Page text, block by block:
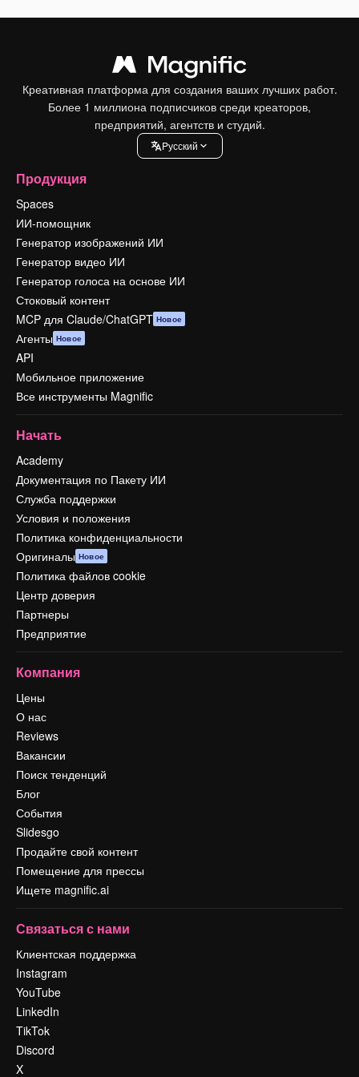
Креативная платформа для создания ваших лучших работ.
Более 1 миллиона подписчиков среди креаторов,
предприятий, агентств и студий.
Pусский
Продукция
Spaces
ИИ-помощник
Генератор изображений ИИ
Генератор видео ИИ
Генератор голоса на основе ИИ
Стоковый контент
MCP для Claude/ChatGPT Новое
Агенты Новое
API
Мобильное приложение
Все инструменты Magnific
Начать
Academy
Документация по Пакету ИИ
Служба поддержки
Условия и положения
Политика конфиденциальности
Оригиналы Новое
Политика файлов cookie
Центр доверия
Партнеры
Предприятие
Компания
Цены
О нас
Reviews
Вакансии
Поиск тенденций
Блог
События
Slidesgo
Продайте свой контент
Помещение для прессы
Ищете magnific.ai
Связаться с нами
Клиентская поддержка
Instagram
YouTube
LinkedIn
TikTok
Discord
X